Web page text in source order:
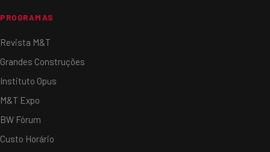
PROGRAMAS
Revista M&T
Grandes Construções
Instituto Opus
M&T Expo
BW Fórum
Custo Horário